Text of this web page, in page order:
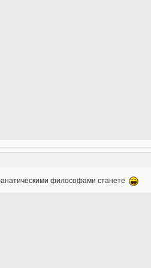
философами станете